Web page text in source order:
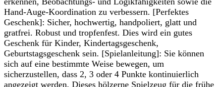
Hand-Auge-Koordination zu verbessern. [Perfektes
Geschenk]: Sicher, hochwertig, handpoliert, glatt und
gratfrei. Robust und tropfenfest. Dies wird ein gutes
Geschenk für Kinder, Kindertagsgeschenk,
Geburtstagsgeschenk sein. [Spielanleitung]: Sie können
sich auf eine bestimmte Weise bewegen, um
sicherzustellen, dass 2, 3 oder 4 Punkte kontinuierlich
angezeigt werden. Dieses hölzerne Spielzeug für die frühe